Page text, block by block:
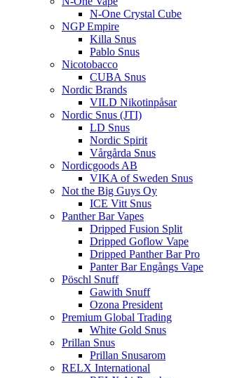
N-One Crystal Cube
NGP Empire
Killa Snus
Pablo Snus
Nicotobacco
CUBA Snus
Nordic Brands
VILD Nikotinpåsar
Nordic Snus (JTI)
LD Snus
Nordic Spirit
Vårgårda Snus
Nordicgoods AB
VIKA of Sweden Snus
Not the Big Guys Oy
ICE Vitt Snus
Panther Bar Vapes
Dripped Fusion Split
Dripped Goflow Vape
Dripped Panther Bar Pro
Panter Bar Engångs Vape
Pöschl Snuff
Gawith Snuff
Ozona President
Premium Global Trading
White Gold Snus
Prillan Snus
Prillan Snusarom
RELX International